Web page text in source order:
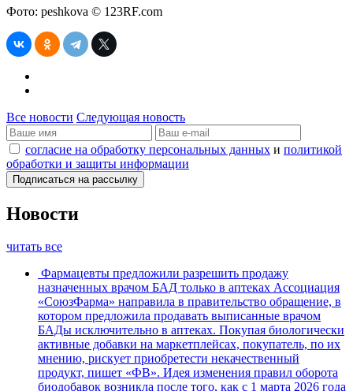
Фото: peshkova © 123RF.com
Все новости Следующая новость
согласие на обработку персональных данных и политикой
обработки и защиты информации
Новости
читать все
Фармацевты предложили разрешить продажу
назначенных врачом БАД только в аптеках Ассоциация
«СоюзФарма» направила в правительство обращение, в
котором предложила продавать выписанные врачом
БАДы исключительно в аптеках. Покупая биологически
активные добавки на маркетплейсах, покупатель, по их
мнению, рискует приобретести некачественный
продукт, пишет «ФВ». Идея изменения правил оборота
биодобавок возникла после того, как с 1 марта 2026 года